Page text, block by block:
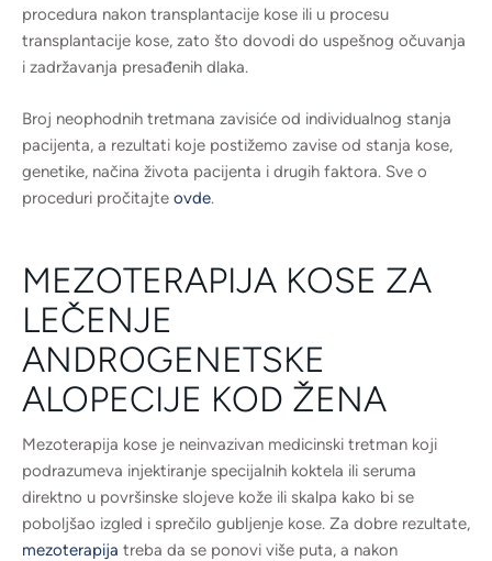
procedura nakon transplantacije kose ili u procesu
transplantacije kose, zato što dovodi do uspešnog očuvanja
i zadržavanja presađenih dlaka.
Broj neophodnih tretmana zavisiće od individualnog stanja
pacijenta, a rezultati koje postižemo zavise od stanja kose,
genetike, načina života pacijenta i drugih faktora. Sve o
proceduri pročitajte ovde.
MEZOTERAPIJA KOSE ZA
LEČENJE
ANDROGENETSKE
ALOPECIJE KOD ŽENA
Mezoterapija kose je neinvazivan medicinski tretman koji
podrazumeva injektiranje specijalnih koktela ili seruma
direktno u površinske slojeve kože ili skalpa kako bi se
poboljšao izgled i sprečilo gubljenje kose. Za dobre rezultate,
mezoterapija treba da se ponovi više puta, a nakon